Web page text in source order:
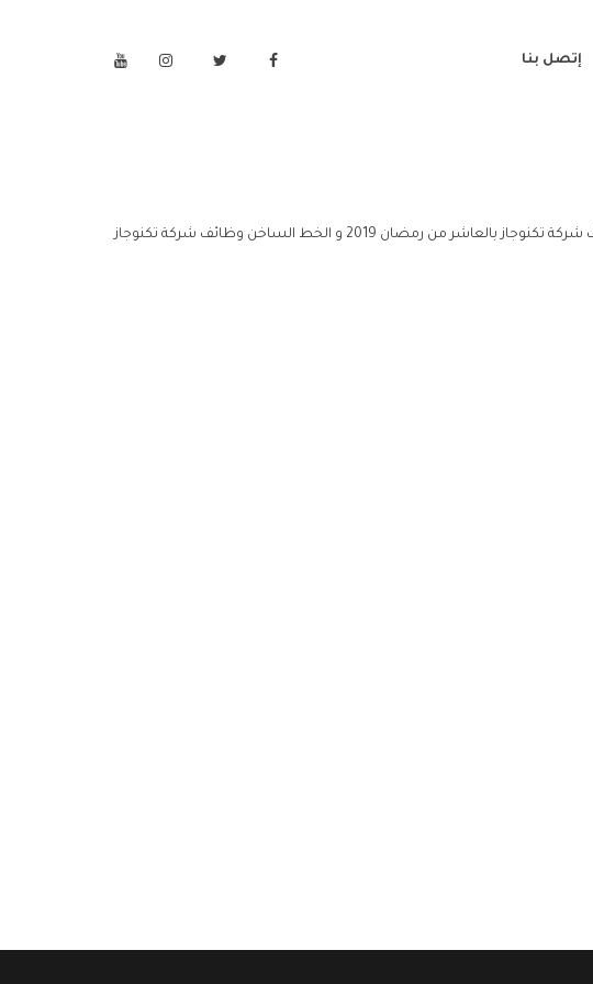
إتصل بنا
بالعاشر من رمضان 2019 مركز خدمة وظائف شركة تكنوجاز بالعاشر من رمضان 2019 خدمة عملاء وظائف شركة تكنوجاز بالعاشر من رمضان 2019 و الخط الساخن وظائف شركة تكنوجاز